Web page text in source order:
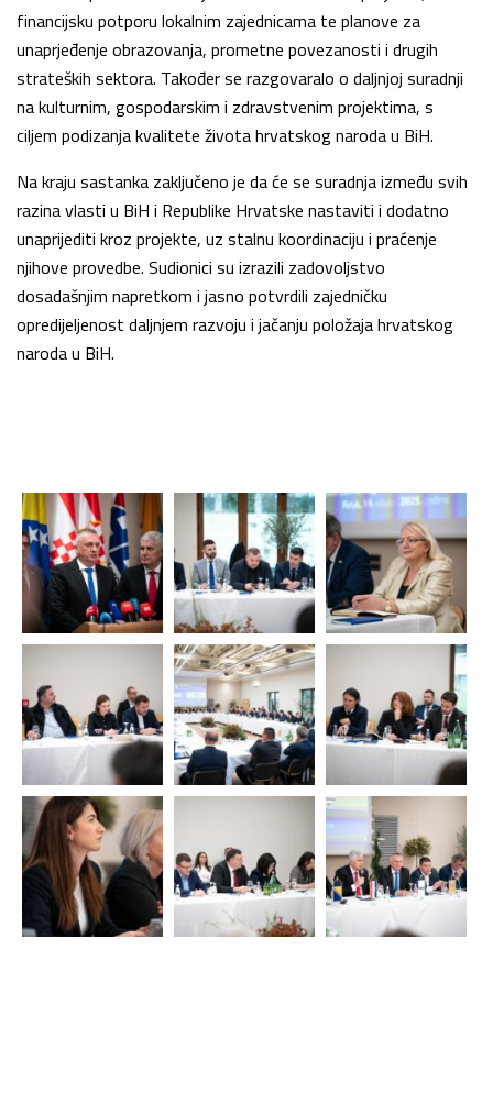
financijsku potporu lokalnim zajednicama te planove za
unaprjeđenje obrazovanja, prometne povezanosti i drugih
strateških sektora. Također se razgovaralo o daljnjoj suradnji
na kulturnim, gospodarskim i zdravstvenim projektima, s
ciljem podizanja kvalitete života hrvatskog naroda u BiH.
Na kraju sastanka zaključeno je da će se suradnja između svih
razina vlasti u BiH i Republike Hrvatske nastaviti i dodatno
unaprijediti kroz projekte, uz stalnu koordinaciju i praćenje
njihove provedbe. Sudionici su izrazili zadovoljstvo
dosadašnjim napretkom i jasno potvrdili zajedničku
opredijeljenost daljnjem razvoju i jačanju položaja hrvatskog
naroda u BiH.